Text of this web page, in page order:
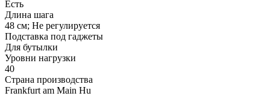
Есть
Длина шага
48 см; Не регулируется
Подставка под гаджеты
Для бутылки
Уровни нагрузки
40
Страна производства
Frankfurt am Main Hu